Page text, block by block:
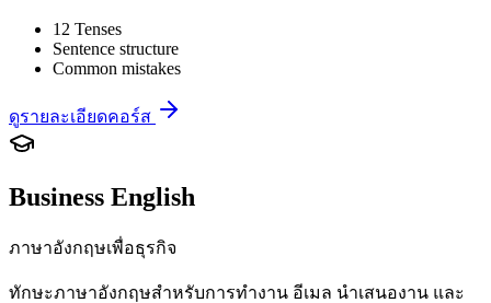
12 Tenses
Sentence structure
Common mistakes
ดูรายละเอียดคอร์ส
Business English
ภาษาอังกฤษเพื่อธุรกิจ
ทักษะภาษาอังกฤษสำหรับการทำงาน อีเมล นำเสนองาน และ